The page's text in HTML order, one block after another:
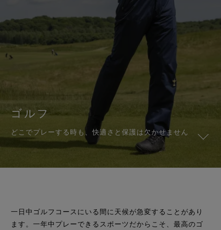
スキー ＆ スノーボード
全てのアクティビティ
ライフスタイル向け
GORE‑TEX® プロダクト
次世代GORE‑TEX®プロダクト
徹底した品質管理
フットウェア
グローブ
バーチャルラボツアー
GORE‑TEX® プロダクト
防水性を必要とするあなたへ
WINDSTOPPER® プロダクト by GORE‑TEX LABS®
快適性を優先するあなたへ
GORE‑TEX® ガーメント
GORE‑TEX® PRO ガーメント
WINDSTOPPER® プロダクト by GORE‑TEX LABS®
全てのアウターウェアテクノロジー
GORE‑TEX® フットウェア
GORE‑TEX® SURROUND® フットウェア
GORE‑TEX® Invisible Fit フットウェア
全てのフットウェアテクノロジー
GORE‑TEX® グローブ
WINDSTOPPER® ストレッチ グローブ by GORE‑TEX
WINDSTOPPER® グローブ by GORE‑TEX LABS®
全てのグローブテクノロジー
責任あるパフォーマンス
科学に基づくイノベーションを通じた責任ある行動
長持ちするプロダクト
科学に基づくイノベーション
その先へ
耐久性と長持ちさせることの価値
耐久性がアウトドア業界で注目されるテーマとなった
背景をご紹介します。
私たちについて
厳選されたアーカイブ年表をご覧ください。
私たちについて
Breaking Trails 動画シリーズ
パートナーブランド
ブランド アンバサダー
お手入れ＆サポート
お手入れ方法
DWR（耐久撥水）
GORE‑TEX® 修理について
お問い合わせ
保証 ＆ 返品
よくあるご質問
ゴルフ
どこでプレーする時も、快適さと保護は欠かせません
一日中ゴルフコースにいる間に天候が急変することがあり
ます。一年中プレーできるスポーツだからこそ、最高のゴ